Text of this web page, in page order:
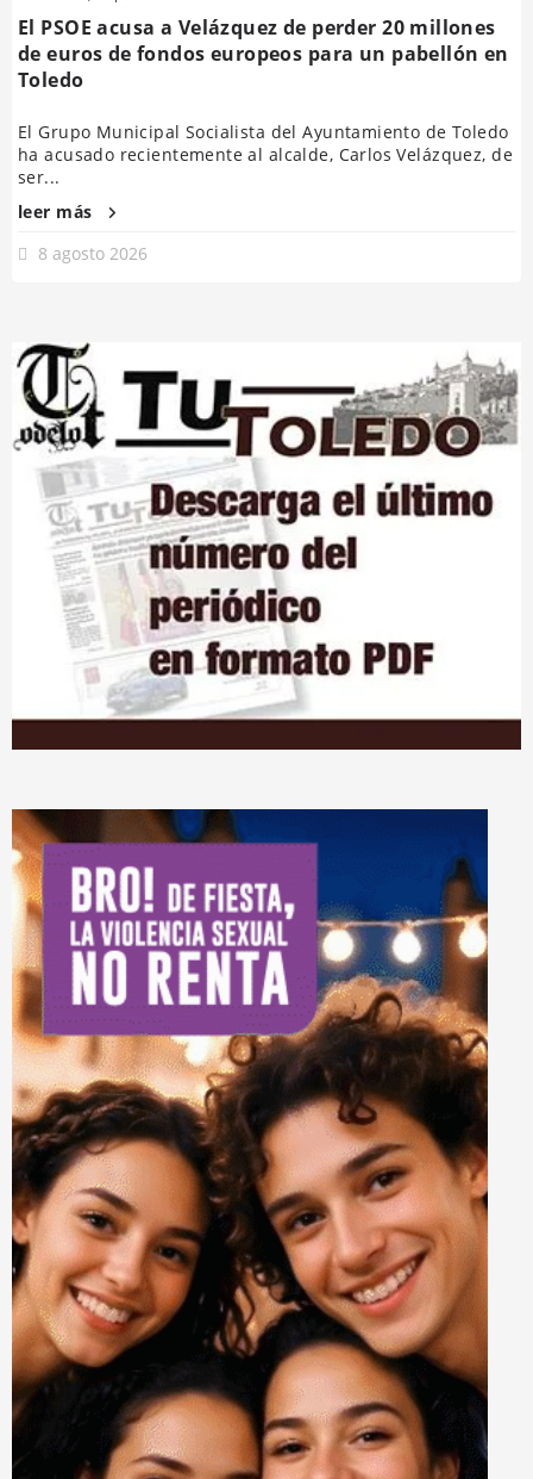
El PSOE acusa a Velázquez de perder 20 millones
de euros de fondos europeos para un pabellón en
Toledo
El Grupo Municipal Socialista del Ayuntamiento de Toledo
ha acusado recientemente al alcalde, Carlos Velázquez, de
ser...
leer más
8 agosto 2026